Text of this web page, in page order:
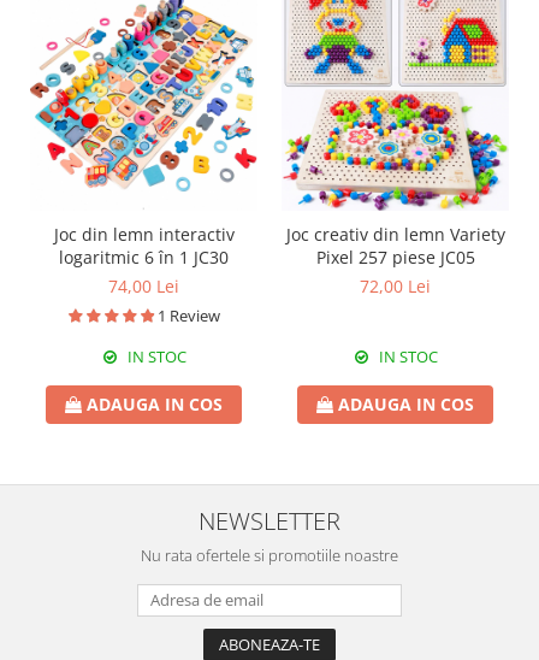
Joc din lemn interactiv
logaritmic 6 în 1 JC30
74,00 Lei
1 Review
IN STOC
ADAUGA IN COS
Joc creativ din lemn Variety
Pixel 257 piese JC05
72,00 Lei
IN STOC
ADAUGA IN COS
NEWSLETTER
Nu rata ofertele si promotiile noastre